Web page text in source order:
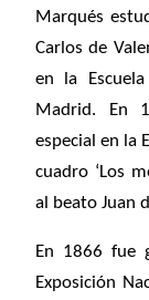
Marqués
Carlos de
en la
Madrid. En
especial en la
cuadro ‘Los
al beato Juan
En 1866 fue
Exposición